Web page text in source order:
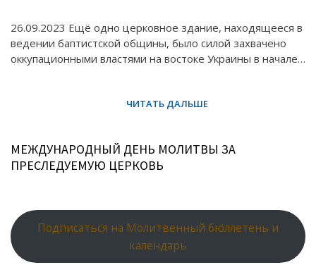
26.09.2023 Ещё одно церковное здание, находящееся в
ведении баптистской общины, было силой захвачено
оккупационными властями на востоке Украины в начале…
МЕЖДУНАРОДНЫЙ ДЕНЬ МОЛИТВЫ ЗА
ПРЕСЛЕДУЕМУЮ ЦЕРКОВЬ
Подписаться на Молитвенный бюллетень и
календарь